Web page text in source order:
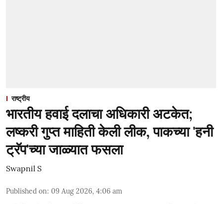
राष्ट्रीय
भारतीय हवाई दलाचा अधिकारी अटकेत;
लष्करी गुप्त माहिती केली लीक, पाकच्या 'हनी
ट्रॅप'च्या जाळ्यात फसला
Swapnil S
Published on: 09 Aug 2026, 4:06 am